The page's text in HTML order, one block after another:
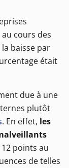
cours des
baisse par
était
due à une
plutôt
. En effet, les
points au
de telles